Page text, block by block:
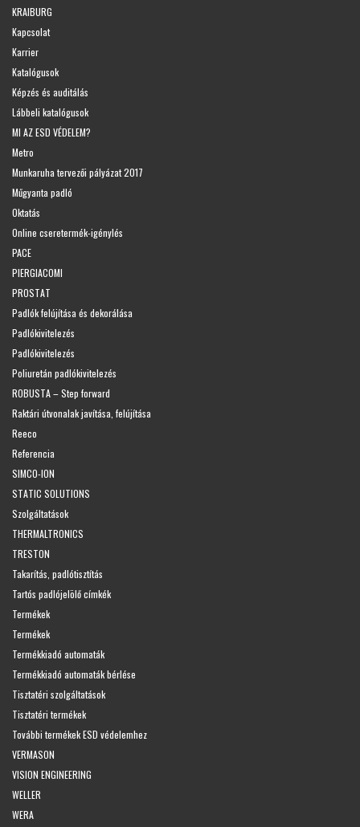
KRAIBURG
Kapcsolat
Karrier
Katalógusok
Képzés és auditálás
Lábbeli katalógusok
MI AZ ESD VÉDELEM?
Metro
Munkaruha tervezői pályázat 2017
Műgyanta padló
Oktatás
Online cseretermék-igénylés
PACE
PIERGIACOMI
PROSTAT
Padlók felújítása és dekorálása
Padlókivitelezés
Padlókivitelezés
Poliuretán padlókivitelezés
ROBUSTA – Step forward
Raktári útvonalak javítása, felújítása
Reeco
Referencia
SIMCO-ION
STATIC SOLUTIONS
Szolgáltatások
THERMALTRONICS
TRESTON
Takarítás, padlótisztítás
Tartós padlójelölő címkék
Termékek
Termékek
Termékkiadó automaták
Termékkiadó automaták bérlése
Tisztatéri szolgáltatások
Tisztatéri termékek
További termékek ESD védelemhez
VERMASON
VISION ENGINEERING
WELLER
WERA